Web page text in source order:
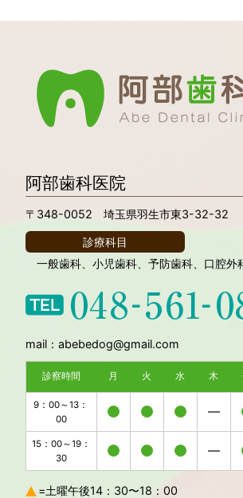
阿部歯科医院
〒348-0052 埼玉県羽生市東3-32-32
診療科目
一般歯科、小児歯科、予防歯科、口腔外
mail：abebedog@gmail.com
診察時間 月 火 水 木
9：00～13：
00
15：00～19：
30
=土曜午後14：30〜18：00